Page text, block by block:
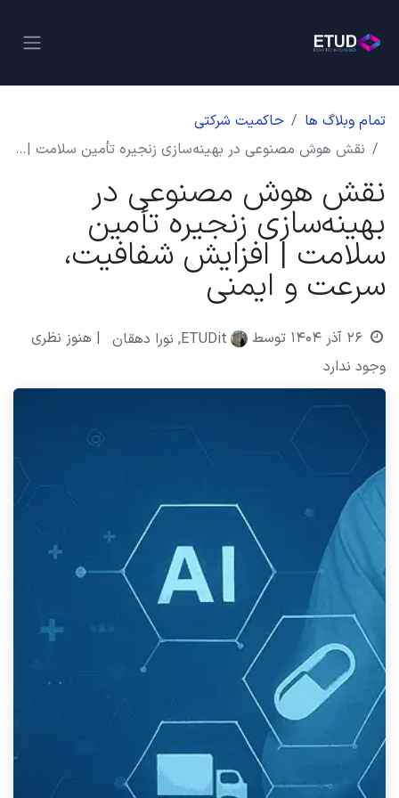
تمام وبلاگ ها
حاکمیت شرکتی
نقش هوش مصنوعی در بهینه‌سازی زنجیره تأمین سلامت | افزایش شفافیت، سرعت و ایمنی
نقش هوش مصنوعی در
بهینه‌سازی زنجیره تأمین
سلامت | افزایش شفافیت،
سرعت و ایمنی
۲۶ آذر ۱۴۰۴ توسط ETUDit, نورا دهقان
| هنوز نظری
وجود ندارد